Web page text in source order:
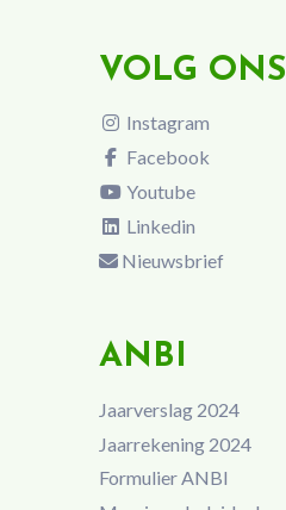
VOLG ONS
Instagram
Facebook
Youtube
Linkedin
Nieuwsbrief
ANBI
Jaarverslag 2024
Jaarrekening 2024
Formulier ANBI